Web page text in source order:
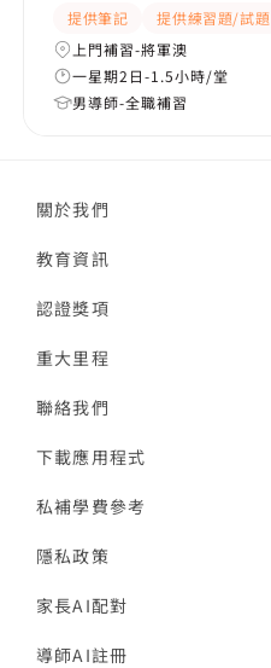
提供筆記 提供練習題/試題
上門補習-將軍澳
一星期2日-1.5小時/堂
男導師-全職補習
關於我們
教育資訊
認證獎項
重大里程
聯絡我們
下載應用程式
私補學費參考
隱私政策
家長AI配對
導師AI註冊